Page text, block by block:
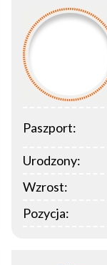
Paszport:
Urodzony:
Wzrost:
Pozycja: